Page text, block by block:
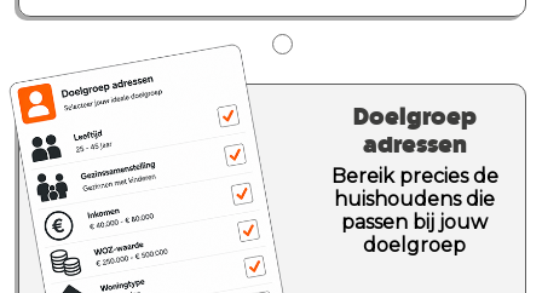
Doelgroep
adressen
Bereik precies de
huishoudens die
passen bij jouw
doelgroep